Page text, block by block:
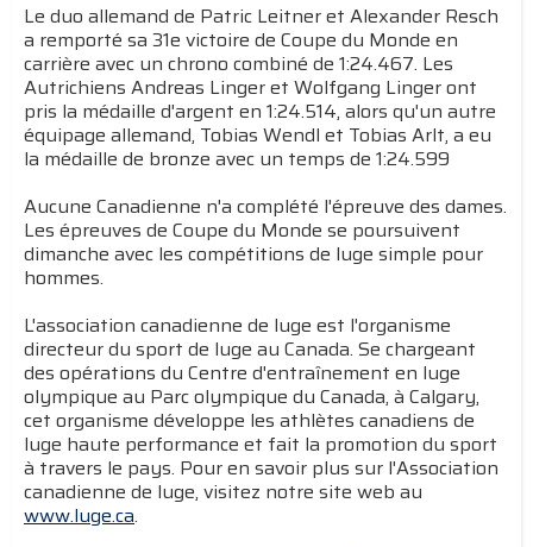
Le duo allemand de Patric Leitner et Alexander Resch
a remporté sa 31e victoire de Coupe du Monde en
carrière avec un chrono combiné de 1:24.467. Les
Autrichiens Andreas Linger et Wolfgang Linger ont
pris la médaille d'argent en 1:24.514, alors qu'un autre
équipage allemand, Tobias Wendl et Tobias Arlt, a eu
la médaille de bronze avec un temps de 1:24.599
Aucune Canadienne n'a complété l'épreuve des dames.
Les épreuves de Coupe du Monde se poursuivent
dimanche avec les compétitions de luge simple pour
hommes.
L'association canadienne de luge est l'organisme
directeur du sport de luge au Canada. Se chargeant
des opérations du Centre d'entraînement en luge
olympique au Parc olympique du Canada, à Calgary,
cet organisme développe les athlètes canadiens de
luge haute performance et fait la promotion du sport
à travers le pays. Pour en savoir plus sur l'Association
canadienne de luge, visitez notre site web au
www.luge.ca.